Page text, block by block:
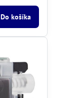
Do košíka